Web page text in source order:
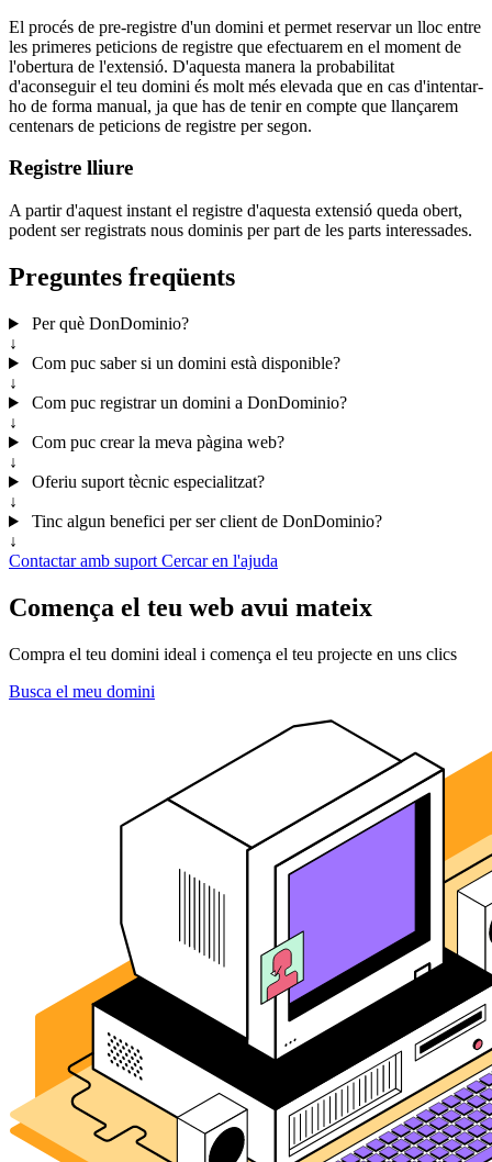
El procés de pre-registre d'un domini et permet reservar un lloc entre
les primeres peticions de registre que efectuarem en el moment de
l'obertura de l'extensió. D'aquesta manera la probabilitat
d'aconseguir el teu domini és molt més elevada que en cas d'intentar-
ho de forma manual, ja que has de tenir en compte que llançarem
centenars de peticions de registre per segon.
Registre lliure
A partir d'aquest instant el registre d'aquesta extensió queda obert,
podent ser registrats nous dominis per part de les parts interessades.
Preguntes freqüents
Per què DonDominio?
↓
Com puc saber si un domini està disponible?
↓
Com puc registrar un domini a DonDominio?
↓
Com puc crear la meva pàgina web?
↓
Oferiu suport tècnic especialitzat?
↓
Tinc algun benefici per ser client de DonDominio?
↓
Contactar amb suport Cercar en l'ajuda
Comença el teu web avui mateix
Compra el teu domini ideal i comença el teu projecte en uns clics
Busca el meu domini